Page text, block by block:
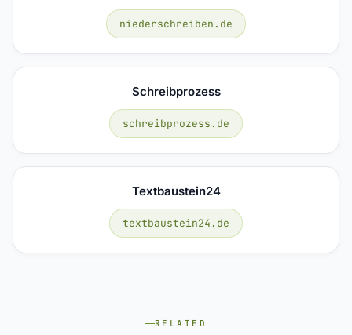
niederschreiben.de
Schreibprozess
schreibprozess.de
Textbaustein24
textbaustein24.de
RELATED